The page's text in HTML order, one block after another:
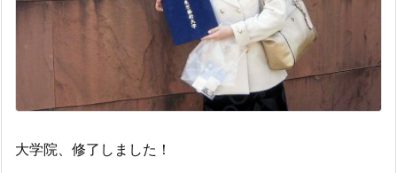
大学院、修了しました！